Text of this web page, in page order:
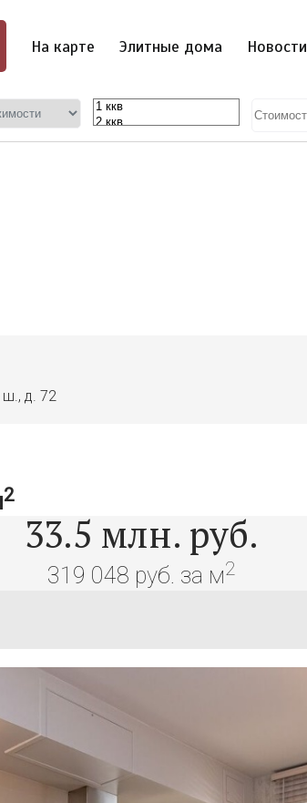
На карте Элитные дома Новости
д. 72
2
33.5 млн. руб.
319 048 руб. за м2